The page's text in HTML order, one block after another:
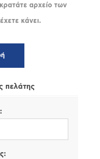
αρχείο των
κάνει.
πελάτης